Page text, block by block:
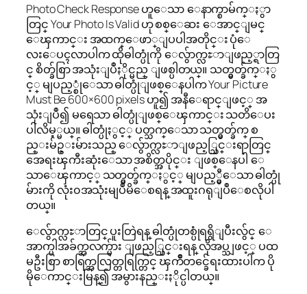
Photo Check Response ဟူေသာ ေနာက္စာမ်က္ႏွာ
တြင္ Your Photo Is Valid ဟု စစ္ေဆး ေအာင္ျမင္
ေၾကာင္း အထက္ေဖာ္ျပပါအတိုင္း ပုံေ
လးေပၚလာပါက ထိုဓါတ္ပုံကို ေလွ်ာက္လႊာျဖည့္ရာတြ
င္ စိတ္ခ်စြာ အသုံးျပဳႏိုင္မည္ ျဖစ္ပါတယ္။ သတ္မွတ္ခ်က္ႏွ
င့္ မျပည့္စုံေသာ ဓါတ္ပုံျဖစ္ေနပါက Your Picture
Must Be 600×600 pixels ဟူ၍ အနီေရာင္ျဖင့္ အ
သုံးျပဳ၍ မရေသာ ဓါတ္ပုံျဖစ္ေၾကာင္း သတိေပး
ပါလိမ့္မယ္။ ဓါတ္ပုံႏွင့္ ပတ္သက္ေသာ သတ္မွတ္ခ်က္ စ
ည္းမ်ဥ္းမ်ားသည္ ေလွ်ာက္လႊာျဖည့္သြင္းရာတြင္
အေရးၾကီးဆုံးေသာ အစိတ္အပိုင္း ျဖစ္ေနပါ ေ
သာေၾကာင့္ သတ္မွတ္ခ်က္ႏွင့္ မျပည့္မွီေသာ ဓါတ္ပုံ
မ်ားကို လုံး၀အသုံးမျပဳမိေစရန္ အထူးဂရုျပဳေစလိုပါ
တယ္။
ေလွ်ာက္လႊာတြင္ ပူးတြဲရန္ ဓါတ္ပုံတစ္ပုံရရွိျပီးလွ်င္ ေ
အာက္ပါအခ်က္အလက္မ်ား ျဖည့္သြင္းရန္ လိုအပ္သျဖင့္ ပထ
မဦးစြာ စာရြက္အလြတ္တရြက္တြင္ ၾကိဳတင္ခ်ေရးထားပါက ပို
မိုေကာင္းမြန္၍ အမွားနည္းႏိုင္ပါတယ္။